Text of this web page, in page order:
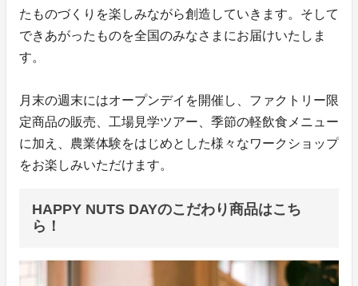
たものづくりを楽しみながら創造していきます。そして
できあがったものを全国のみなさまにお届けいたしま
す。
月末の週末にはオープンデイを開催し、ファクトリー限
定商品の販売、工場見学ツアー、季節の軽飲食メニュー
に加え、農業体験をはじめとした様々なワークショップ
をお楽しみいただけます。
HAPPY NUTS DAYのこだわり商品はこち
ら！